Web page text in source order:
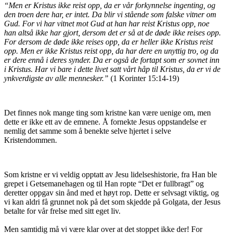
“Men er Kristus ikke reist opp, da er vår forkynnelse ingenting, og
den troen dere har, er intet. Da blir vi stående som falske vitner om
Gud. For vi har vitnet mot Gud at han har reist Kristus opp, noe
han altså ikke har gjort, dersom det er så at de døde ikke reises opp.
For dersom de døde ikke reises opp, da er heller ikke Kristus reist
opp. Men er ikke Kristus reist opp, da har dere en unyttig tro, og da
er dere ennå i deres synder. Da er også de fortapt som er sovnet inn
i Kristus. Har vi bare i dette livet satt vårt håp til Kristus, da er vi de
ynkverdigste av alle mennesker.” (1 Korinter 15:14-19)
Det finnes nok mange ting som kristne kan være uenige om, men
dette er ikke ett av de emnene. Å fornekte Jesus oppstandelse er
nemlig det samme som å benekte selve hjertet i selve
Kristendommen.
Som kristne er vi veldig opptatt av Jesu lidelseshistorie, fra Han ble
grepet i Getsemanehagen og til Han ropte “Det er fullbragt” og
deretter oppgav sin ånd med et høyt rop. Dette er selvsagt viktig, og
vi kan aldri få grunnet nok på det som skjedde på Golgata, der Jesus
betalte for vår frelse med sitt eget liv.
Men samtidig må vi være klar over at det stoppet ikke der! For